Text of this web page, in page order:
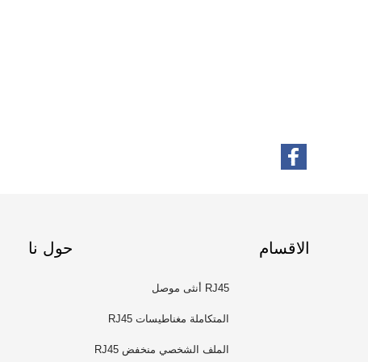
الاقسام
RJ45 أنثى موصل
المتكاملة مغناطيسات RJ45
الملف الشخصي منخفض RJ45
حول نا